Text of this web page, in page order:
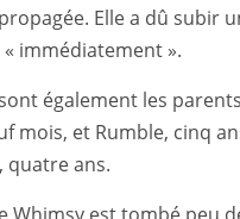
Elle a dû subir
immédiatement ».
également les
mois, et Rumble, cinq
quatre ans.